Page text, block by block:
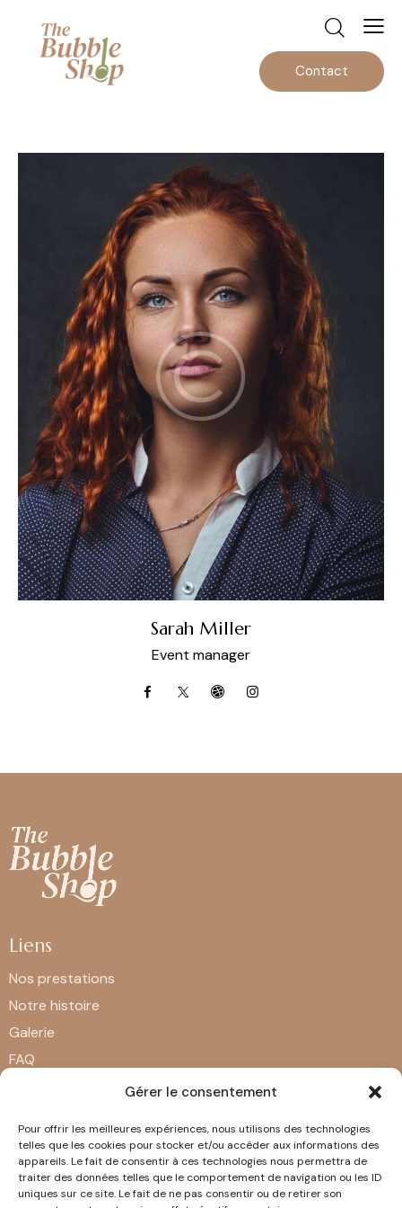
Gérer le consentement
Pour offrir les meilleures expériences, nous utilisons des technologies
telles que les cookies pour stocker et/ou accéder aux informations des
appareils. Le fait de consentir à ces technologies nous permettra de
traiter des données telles que le comportement de navigation ou les ID
uniques sur ce site. Le fait de ne pas consentir ou de retirer son
Contact
Sarah Miller
Event manager
Liens
Nos prestations
Notre histoire
Galerie
FAQ
Contact
168 Rue du Maréchal Foch, 57200 Sarreguemines